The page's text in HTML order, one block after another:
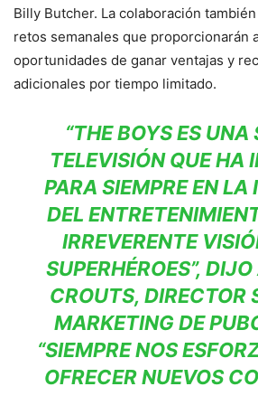
Billy Butcher. La colaboración
retos semanales que proporcionarán
oportunidades de ganar ventajas y
adicionales por tiempo limitado.
“THE BOYS ES UNA
TELEVISIÓN QUE HA
PARA SIEMPRE EN LA
DEL
IRREVERENTE
SUPERHÉROES”,
CROUTS, DIRECTOR
MARKETING DE
“SIEMPRE NOS
OFRECER NUEVOS